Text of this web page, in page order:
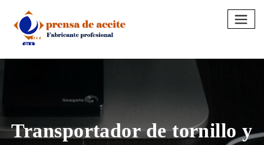
content
Transportador de tornillo y